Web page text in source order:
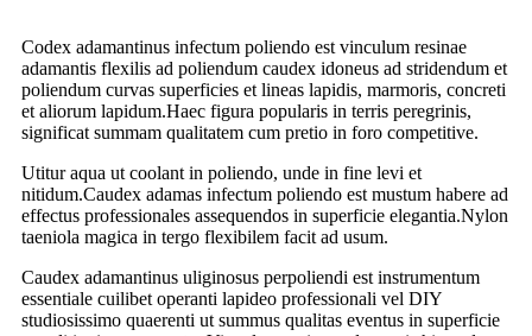
Codex adamantinus infectum poliendo est vinculum resinae
adamantis flexilis ad poliendum caudex idoneus ad stridendum et
poliendum curvas superficies et lineas lapidis, marmoris, concreti
et aliorum lapidum.Haec figura popularis in terris peregrinis,
significat summam qualitatem cum pretio in foro competitive.
Utitur aqua ut coolant in poliendo, unde in fine levi et
nitidum.Caudex adamas infectum poliendo est mustum habere ad
effectus professionales assequendos in superficie elegantia.Nylon
taeniola magica in tergo flexibilem facit ad usum.
Caudex adamantinus uliginosus perpoliendi est instrumentum
essentiale cuilibet operanti lapideo professionali vel DIY
studiosissimo quaerenti ut summus qualitas eventus in superficie